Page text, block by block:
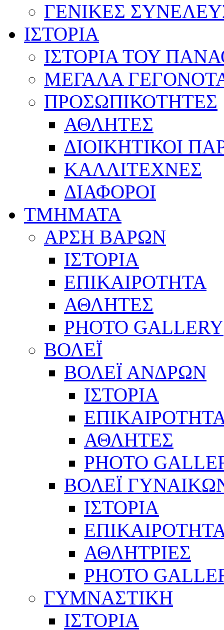
ΓΕΝΙΚΕΣ
ΙΣΤΟΡΙΑ
ΙΣΤΟΡΙΑ ΤΟΥ
ΜΕΓΑΛΑ
ΠΡΟΣΩΠΙΚΟΤΗΤΕΣ
ΑΘΛΗΤΕΣ
ΔΙΟΙΚΗΤΙΚΟΙ
ΚΑΛΛΙΤΕΧΝΕΣ
ΔΙΑΦΟΡΟΙ
ΤΜΗΜΑΤΑ
ΑΡΣΗ ΒΑΡΩΝ
ΙΣΤΟΡΙΑ
ΕΠΙΚΑΙΡΟΤΗΤΑ
ΑΘΛΗΤΕΣ
PHOTO GALLERY
ΒΟΛΕΪ
ΒΟΛΕΪ ΑΝΔΡΩΝ
ΙΣΤΟΡΙΑ
ΑΘΛΗΤΕΣ
PHOTO
ΒΟΛΕΪ
ΙΣΤΟΡΙΑ
ΑΘΛΗΤΡΙΕΣ
PHOTO
ΓΥΜΝΑΣΤΙΚΗ
ΙΣΤΟΡΙΑ